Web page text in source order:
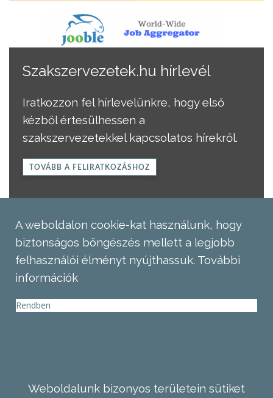
Szakszervezetek.hu hírlevél
Iratkozzon fel hírlevelünkre, hogy első
kézből értesülhessen a
szakszervezetekkel kapcsolatos hírekről.
TOVÁBB A FELIRATKOZÁSHOZ
A weboldalon cookie-kat használunk, hogy
biztonságos böngészés mellett a legjobb
felhasználói élményt nyújthassuk. További
információk
Rendben
Weboldalunk bizonyos területein sütiket